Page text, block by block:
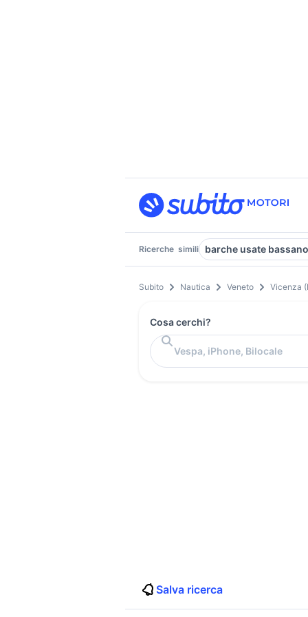
Ricerche simili barche usate
Subito Nautica Veneto Vicenza
Cosa cerchi?
Salva ricerca